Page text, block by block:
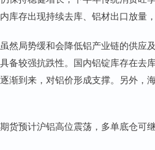
库存出现持续去库、铝材出口放量
然局势缓和会降低铝产业链的供应
备较强抗跌性。国内铝锭库存在去
渐到来，对铝价形成支撑。另外，
货预计沪铝高位震荡，多单底仓可